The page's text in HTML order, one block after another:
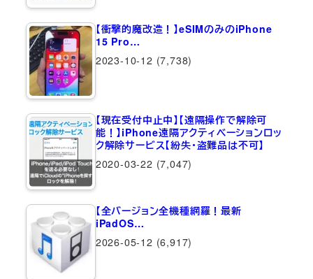
【衝撃的魔改造！】eSIMのみのiPhone
15 Pro…
2023-10-12 (7,738)
【現在受付中止中】【遠隔操作で解除可
能！】iPhone遠隔アクティベーションロッ
ク解除サービス【紛失・盗難品は不可】
2020-03-22 (7,047)
【全バージョン全機種網羅！最新
iPadOS…
2026-05-12 (6,917)